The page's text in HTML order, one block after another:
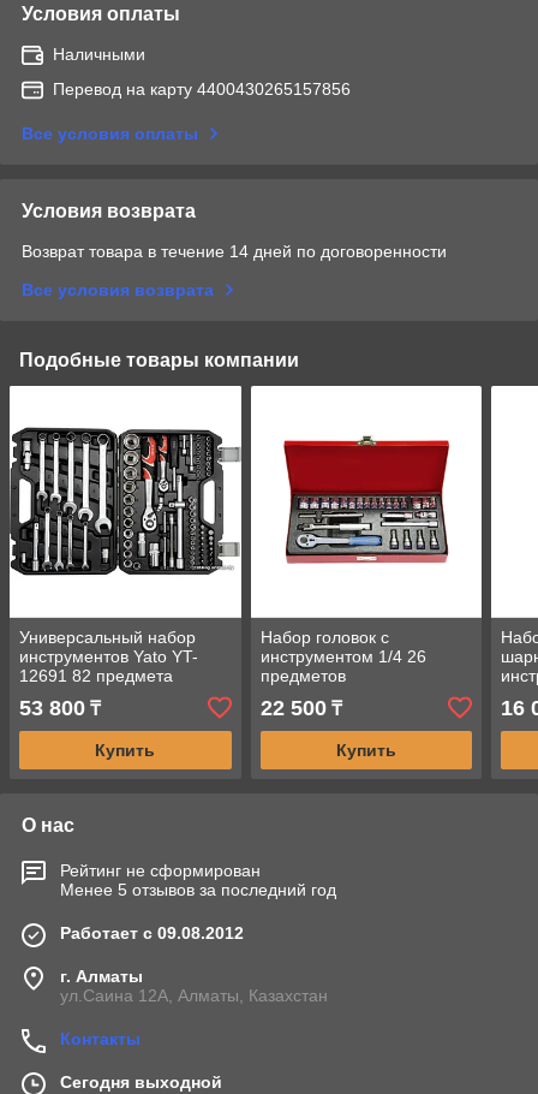
Условия оплаты
Наличными
Перевод на карту 4400430265157856
Все условия оплаты
Условия возврата
Возврат товара в течение 14 дней по договоренности
Все условия возврата
Подобные товары компании
Универсальный набор
инструментов Yato YT-
12691 82 предмета
53 800 ₸
Купить
Набор головок с
инструментом 1/4 26
предметов
22 500₸
Купить
16
О нас
Рейтинг не сформирован
Менее 5 отзывов за последний год
Работает с 09.08.2012
г. Алматы
ул.Саина 12А, Алматы, Казахстан
Контакты
Сегодня выходной